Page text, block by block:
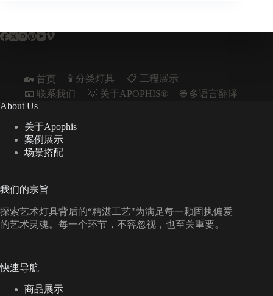
🏡 首页 🕯️ 分类灯具
📋︎ 工程展示
📧 联系我们
💡 关于APOPHIS®
🌐 多语言翻译
About Us
关于Apophis
案例展示
场景搭配
我们的宗旨
探索艺术灯具背后的“精湛工艺"为满足每一颗固执偏爱
的艺术灵魂。每一个环节，不容忽视，也至关重要。
快速导航
商品展示